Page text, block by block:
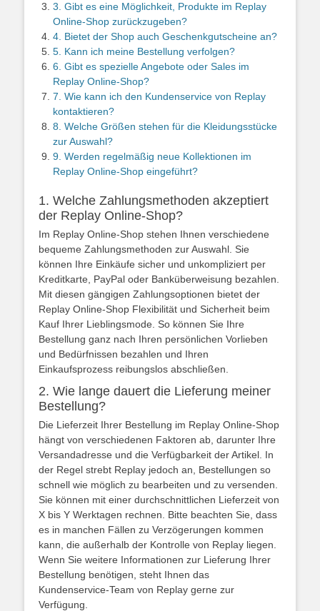
3. Gibt es eine Möglichkeit, Produkte im Replay
Online-Shop zurückzugeben?
4. Bietet der Shop auch Geschenkgutscheine an?
5. Kann ich meine Bestellung verfolgen?
6. Gibt es spezielle Angebote oder Sales im
Replay Online-Shop?
7. Wie kann ich den Kundenservice von Replay
kontaktieren?
8. Welche Größen stehen für die Kleidungsstücke
zur Auswahl?
9. Werden regelmäßig neue Kollektionen im
Replay Online-Shop eingeführt?
1. Welche Zahlungsmethoden akzeptiert
der Replay Online-Shop?
Im Replay Online-Shop stehen Ihnen verschiedene
bequeme Zahlungsmethoden zur Auswahl. Sie
können Ihre Einkäufe sicher und unkompliziert per
Kreditkarte, PayPal oder Banküberweisung bezahlen.
Mit diesen gängigen Zahlungsoptionen bietet der
Replay Online-Shop Flexibilität und Sicherheit beim
Kauf Ihrer Lieblingsmode. So können Sie Ihre
Bestellung ganz nach Ihren persönlichen Vorlieben
und Bedürfnissen bezahlen und Ihren
Einkaufsprozess reibungslos abschließen.
2. Wie lange dauert die Lieferung meiner
Bestellung?
Die Lieferzeit Ihrer Bestellung im Replay Online-Shop
hängt von verschiedenen Faktoren ab, darunter Ihre
Versandadresse und die Verfügbarkeit der Artikel. In
der Regel strebt Replay jedoch an, Bestellungen so
schnell wie möglich zu bearbeiten und zu versenden.
Sie können mit einer durchschnittlichen Lieferzeit von
X bis Y Werktagen rechnen. Bitte beachten Sie, dass
es in manchen Fällen zu Verzögerungen kommen
kann, die außerhalb der Kontrolle von Replay liegen.
Wenn Sie weitere Informationen zur Lieferung Ihrer
Bestellung benötigen, steht Ihnen das
Kundenservice-Team von Replay gerne zur
Verfügung.